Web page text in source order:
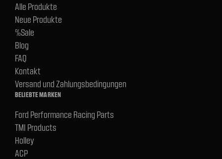
Alle Produkte
Neue Produkte
%Sale
Blog
FAQ
Kontakt
Versand und Zahlungsbedingungen
BELIEBTE MARKEN
Ford Performance Racing Parts
TMI Products
Holley
ACP